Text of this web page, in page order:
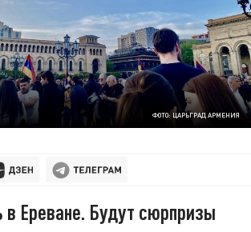
ФОТО: ЦАРЬГРАД АРМЕНИЯ
в Ереване. Будут сюрпризы